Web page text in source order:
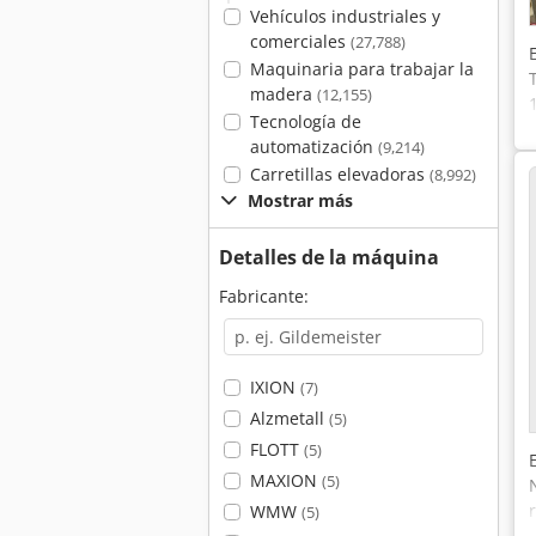
Vehículos industriales y
comerciales (27,788)
Maquinaria para trabajar la
madera (12,155)
Tecnología de
automatización (9,214)
Carretillas elevadoras (8,992)
Mostrar más
Detalles de la máquina
Fabricante:
IXION (7)
Alzmetall (5)
FLOTT (5)
MAXION (5)
WMW (5)